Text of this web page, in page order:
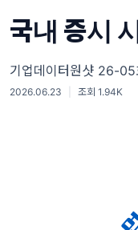
국내 증시
기업데이터원샷 26-05
2026.06.23 조회 1.94K